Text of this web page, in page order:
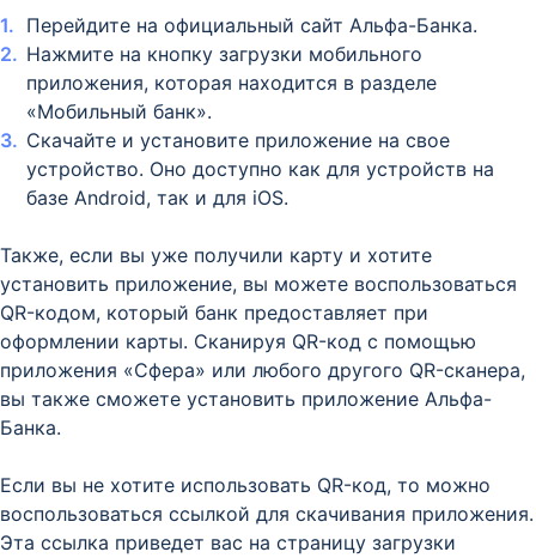
Перейдите на официальный сайт Альфа-Банка.
Нажмите на кнопку загрузки мобильного
приложения, которая находится в разделе
«Мобильный банк».
Скачайте и установите приложение на свое
устройство. Оно доступно как для устройств на
базе Android, так и для iOS.
Также, если вы уже получили карту и хотите
установить приложение, вы можете воспользоваться
QR-кодом, который банк предоставляет при
оформлении карты. Сканируя QR-код с помощью
приложения «Сфера» или любого другого QR-сканера,
вы также сможете установить приложение Альфа-
Банка.
Если вы не хотите использовать QR-код, то можно
воспользоваться ссылкой для скачивания приложения.
Эта ссылка приведет вас на страницу загрузки